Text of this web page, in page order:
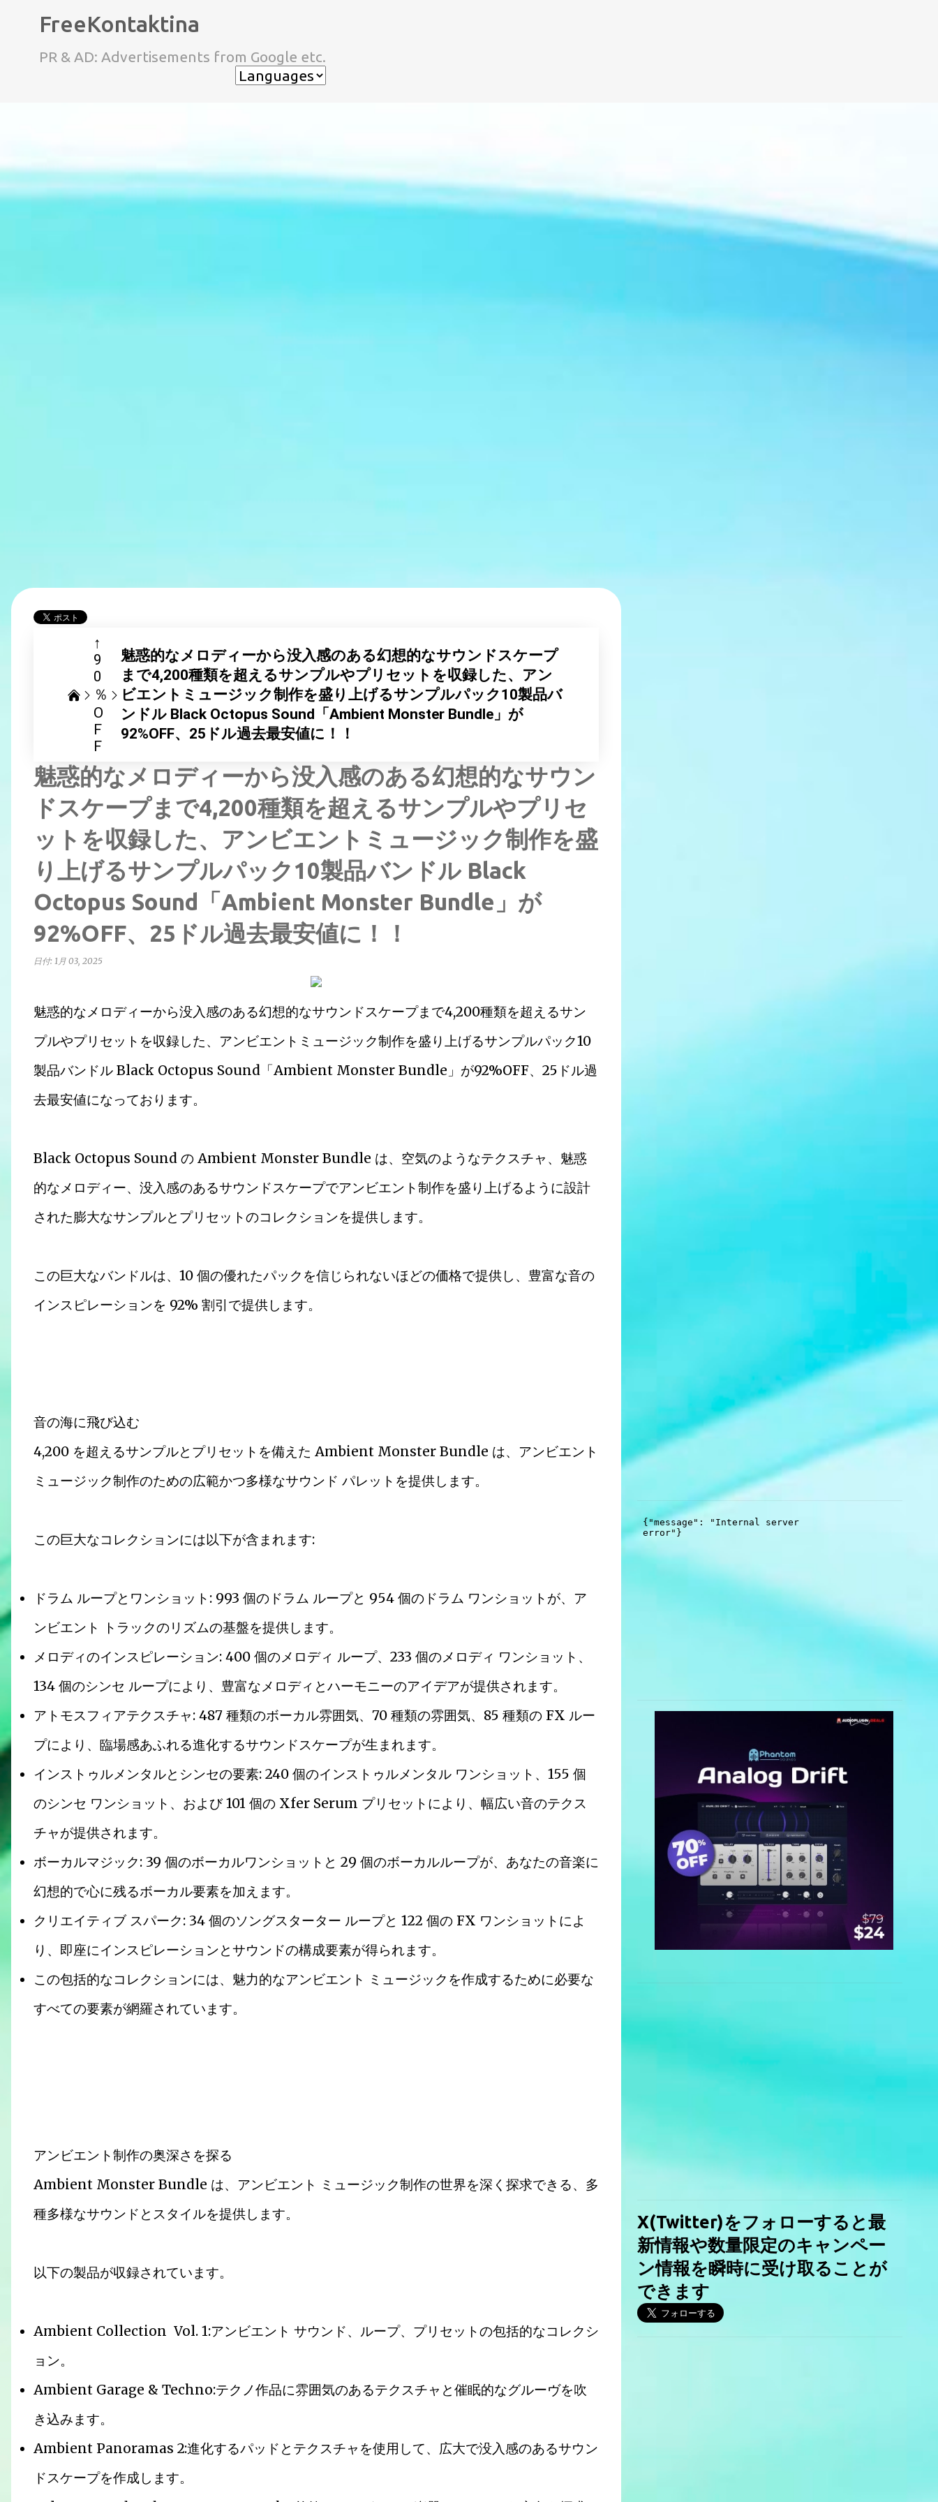
FreeKontaktina
PR & AD: Advertisements from Google etc.
↑
9
0
％
O
F
F
魅惑的なメロディーから没入感のある幻想的なサウンドスケープ
まで4,200種類を超えるサンプルやプリセットを収録した、アン
ビエントミュージック制作を盛り上げるサンプルパック10製品バ
ンドル Black Octopus Sound「Ambient Monster Bundle」が
92%OFF、25ドル過去最安値に！！
魅惑的なメロディーから没入感のある幻想的なサウン
ドスケープまで4,200種類を超えるサンプルやプリセ
ットを収録した、アンビエントミュージック制作を盛
り上げるサンプルパック10製品バンドル Black
Octopus Sound「Ambient Monster Bundle」が
92%OFF、25ドル過去最安値に！！
日付: 1月 03, 2025
魅惑的なメロディーから没入感のある幻想的なサウンドスケープまで4,200種類を超えるサン
プルやプリセットを収録した、アンビエントミュージック制作を盛り上げるサンプルパック10
製品バンドル Black Octopus Sound「Ambient Monster Bundle」が92%OFF、25ドル過
去最安値になっております。
Black Octopus Sound の Ambient Monster Bundle は、空気のようなテクスチャ、魅惑
的なメロディー、没入感のあるサウンドスケープでアンビエント制作を盛り上げるように設計
された膨大なサンプルとプリセットのコレクションを提供します。
この巨大なバンドルは、10 個の優れたパックを信じられないほどの価格で提供し、豊富な音の
インスピレーションを 92% 割引で提供します。
音の海に飛び込む
4,200 を超えるサンプルとプリセットを備えた Ambient Monster Bundle は、アンビエント
ミュージック制作のための広範かつ多様なサウンド パレットを提供します。
この巨大なコレクションには以下が含まれます:
ドラム ループとワンショット: 993 個のドラム ループと 954 個のドラム ワンショットが、ア
ンビエント トラックのリズムの基盤を提供します。
メロディのインスピレーション: 400 個のメロディ ループ、233 個のメロディ ワンショット、
134 個のシンセ ループにより、豊富なメロディとハーモニーのアイデアが提供されます。
アトモスフィアテクスチャ: 487 種類のボーカル雰囲気、70 種類の雰囲気、85 種類の FX ルー
プにより、臨場感あふれる進化するサウンドスケープが生まれます。
インストゥルメンタルとシンセの要素: 240 個のインストゥルメンタル ワンショット、155 個
のシンセ ワンショット、および 101 個の Xfer Serum プリセットにより、幅広い音のテクス
チャが提供されます。
ボーカルマジック: 39 個のボーカルワンショットと 29 個のボーカルループが、あなたの音楽に
幻想的で心に残るボーカル要素を加えます。
クリエイティブ スパーク: 34 個のソングスターター ループと 122 個の FX ワンショットによ
り、即座にインスピレーションとサウンドの構成要素が得られます。
この包括的なコレクションには、魅力的なアンビエント ミュージックを作成するために必要な
すべての要素が網羅されています。
アンビエント制作の奥深さを探る
Ambient Monster Bundle は、アンビエント ミュージック制作の世界を深く探求できる、多
種多様なサウンドとスタイルを提供します。
以下の製品が収録されています。
Ambient Collection Vol. 1:アンビエント サウンド、ループ、プリセットの包括的なコレクシ
ョン。
Ambient Garage & Techno:テクノ作品に雰囲気のあるテクスチャと催眠的なグルーヴを吹
き込みます。
Ambient Panoramas 2:進化するパッドとテクスチャを使用して、広大で没入感のあるサウン
ドスケープを作成します。
X(Twitter)をフォローすると最
新情報や数量限定のキャンペー
ン情報を瞬時に受け取ることが
できます